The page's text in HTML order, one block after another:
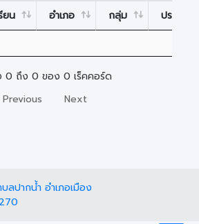
ยน อำเภอ กลุ่ม ประเภท
0 ถึง 0 ของ 0 เร็คคอร์ด
Previous
Next
ปากน้ำ อำเภอเมือง